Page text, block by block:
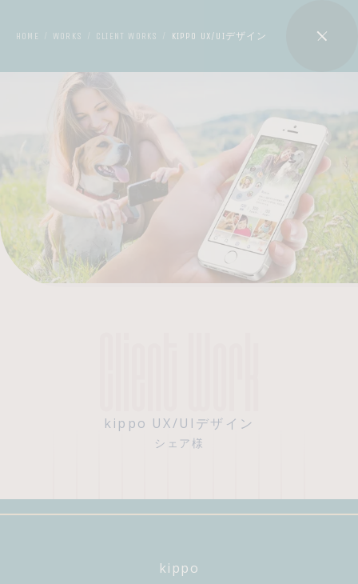
HOME WORKS CLIENT WORKS KIPPO UX/UIデザイン
kippo UX/UIデザイン
シェア様
kippo